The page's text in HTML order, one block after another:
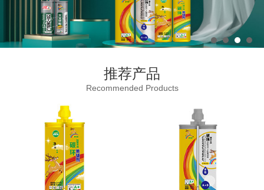
推荐产品
Recommended Products